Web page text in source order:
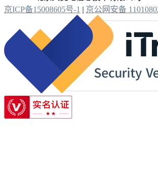
京ICP备15008605号-1 | 京公网安备